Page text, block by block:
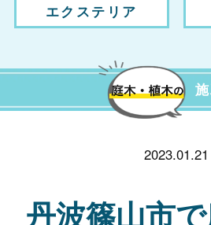
エクステリア
2023.01.21
丹波篠山市